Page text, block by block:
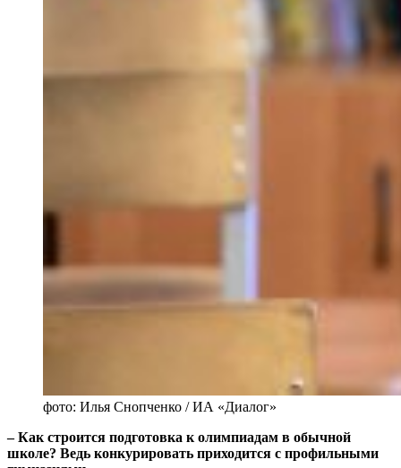
фото: Илья Снопченко / ИА «Диалог»
‒ Как строится подготовка к олимпиадам в обычной
школе? Ведь конкурировать приходится с профильными